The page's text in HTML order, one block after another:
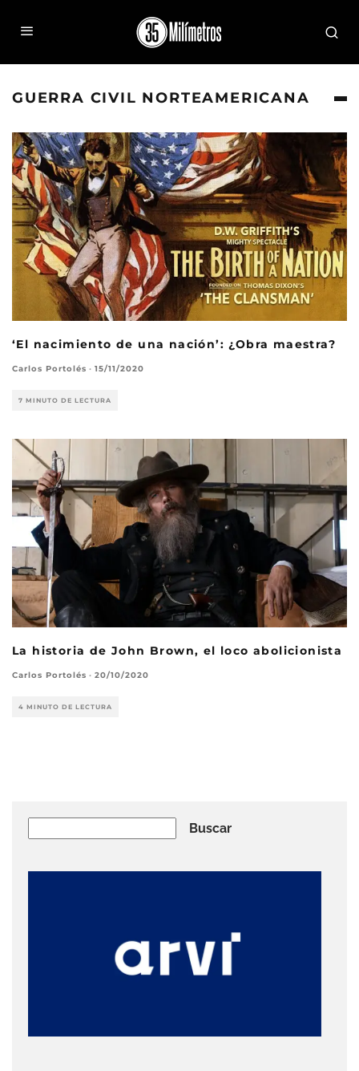
GUERRA CIVIL NORTEAMERICANA
‘El nacimiento de una nación’: ¿Obra maestra?
Carlos Portolés · 15/11/2020
7 MINUTO DE LECTURA
La historia de John Brown, el loco abolicionista
Carlos Portolés · 20/10/2020
4 MINUTO DE LECTURA
Buscar